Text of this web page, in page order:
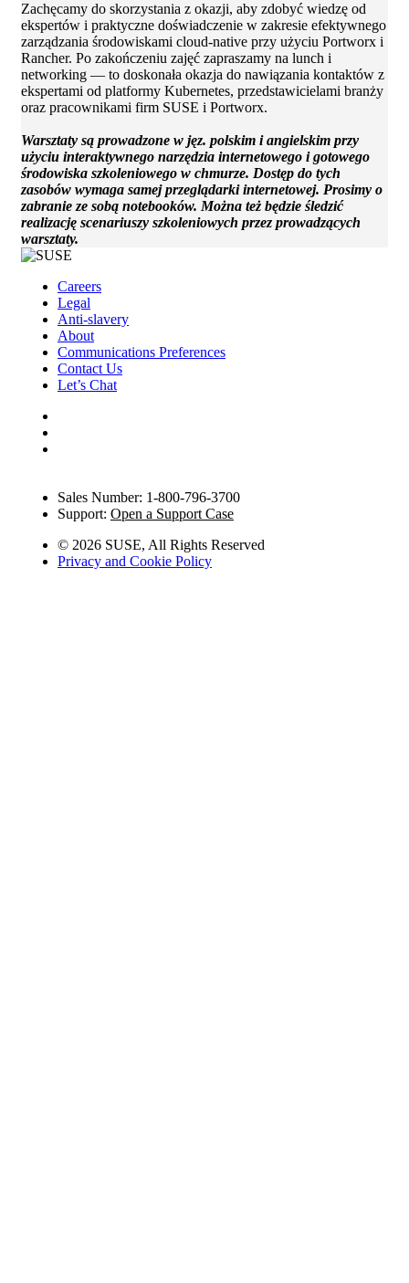
Zachęcamy do skorzystania z okazji, aby zdobyć wiedzę od
ekspertów i praktyczne doświadczenie w zakresie efektywnego
zarządzania środowiskami cloud-native przy użyciu Portworx i
Rancher. Po zakończeniu zajęć zapraszamy na lunch i
networking — to doskonała okazja do nawiązania kontaktów z
ekspertami od platformy Kubernetes, przedstawicielami branży
oraz pracownikami firm SUSE i Portworx.
Warsztaty są prowadzone w jęz. polskim i angielskim przy
użyciu interaktywnego narzędzia internetowego i gotowego
środowiska szkoleniowego w chmurze. Dostęp do tych
zasobów wymaga samej przeglądarki internetowej. Prosimy o
zabranie ze sobą notebooków. Można też będzie śledzić
realizację scenariuszy szkoleniowych przez prowadzących
warsztaty.
Careers
Legal
Anti-slavery
About
Communications Preferences
Contact Us
Let’s Chat
Sales Number: 1-800-796-3700
Support: Open a Support Case
© 2026 SUSE, All Rights Reserved
Privacy and Cookie Policy